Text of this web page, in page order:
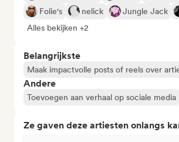
Folie's
nelick Jungle Jack
Alles bekijken +2
Belangrijkste
Maak impactvolle posts of reels over
Andere
Toevoegen aan verhaal op sociale media
Ze gaven deze artiesten onlangs